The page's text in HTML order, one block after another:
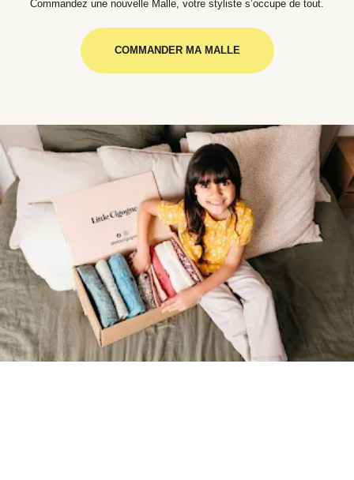
Commandez une nouvelle Malle, votre styliste s’occupe de tout.
COMMANDER MA MALLE